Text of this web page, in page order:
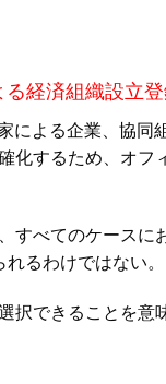
経済組織設立
による企業、協同
化するため、オ
すべてのケースに
るわけではない。
択できることを意